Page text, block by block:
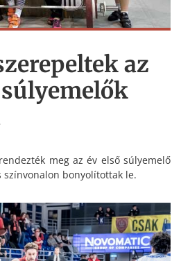
az
meg az év első súlyemelő
színvonalon bonyolítottak le.